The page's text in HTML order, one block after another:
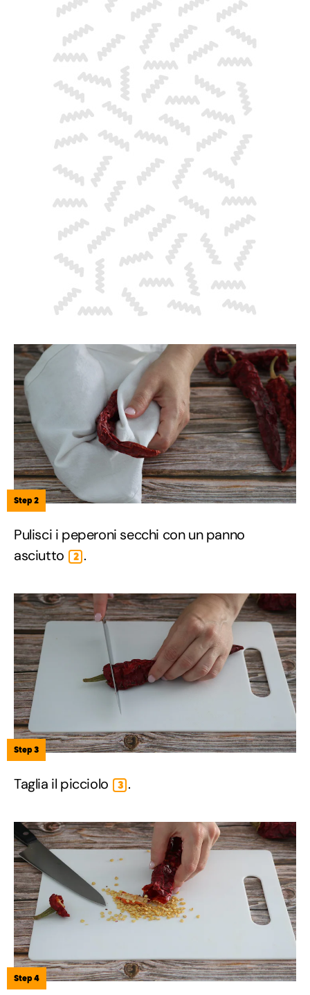
Step 2
Pulisci i peperoni secchi con un panno
asciutto
2 .
Step 3
Taglia il picciolo 3 .
Step 4